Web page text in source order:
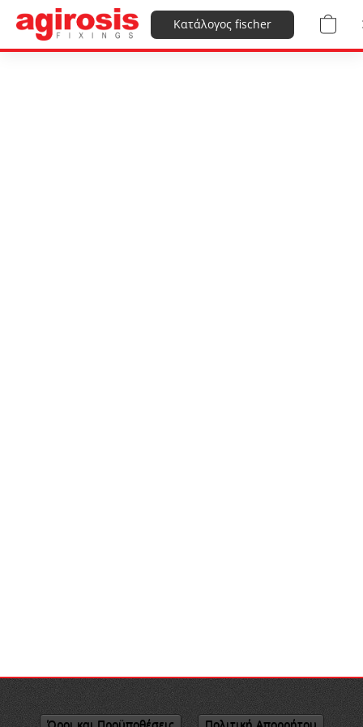
Κατάλογος fischer